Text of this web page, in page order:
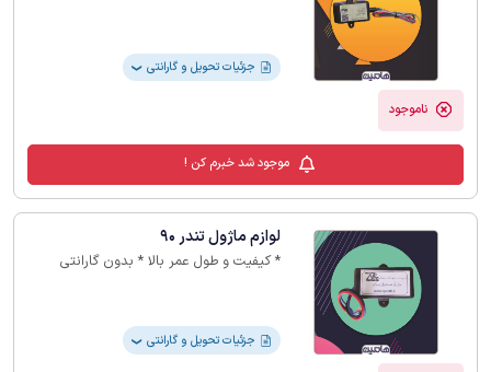
جزئیات تحویل و گارانتی ❯
ناموجود
موجود شد خبرم کن !
لوازم ماژول تندر 90
* کیفیت و طول عمر بالا * بدون گارانتی
جزئیات تحویل و گارانتی ❯